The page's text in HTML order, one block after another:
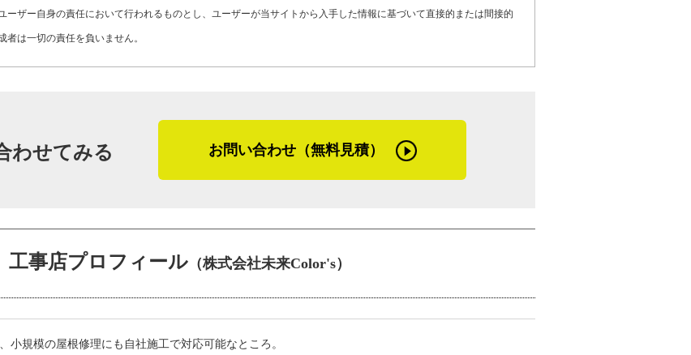
「下地処理を丁寧に施し、責任を持って長持ちする屋根塗装に仕上げます。ご予算
が決まっていれば相談に乗りますので、遠慮なくおっしゃってくださいね」
も多いそう。未来Color'sは高い技術と親しみやすさを兼ね備えた、相談しやすい会
（２０２３年４月加筆修正）
ーザー自身の責任において行われるものとし、ユーザーが当サイトから入手した情報に基づいて直接的または間接的
は一切の責任を負いません。
わせてみる お問い合わせ（無料見積）
工事店プロフィール（株式会社未来Color's）
小規模の屋根修理にも自社施工で対応可能なところ。